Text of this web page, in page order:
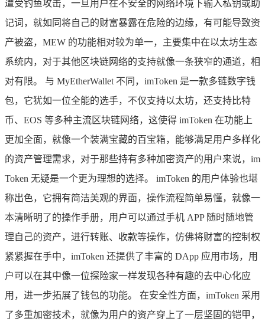
遭受钓鱼攻击，一旦用户在不安全的网络环境下输入私钥或助
记词，就如同将自己的财富暴露在危险的边缘，有可能导致资
产被盗，MEW 的功能相对较为单一，主要集中在以太坊生态
系统内，对于其他区块链网络的支持就像一条狭窄的通道，相
对有限。 与 MyEtherWallet 不同，imToken 是一款多链数字钱
包，它犹如一位全能的选手，不仅支持以太坊，还支持比特
币、EOS 等多种主流区块链网络，这使得 imToken 在功能上
更加全面，就像一个装满宝藏的百宝箱，能够满足用户多样化
的资产管理需求，对于那些持有多种加密资产的用户来说，im
Token 无疑是一个更为理想的选择。 imToken 的用户体验也堪
称出色，它拥有简洁美观的界面，操作流程简单易懂，就像一
本清晰明了的操作手册，用户可以通过手机 APP 随时随地管
理自己的资产，进行转账、收款等操作，仿佛将财富的控制权
紧紧握在手中，imToken 还提供了丰富的 DApp 应用市场，用
户可以在其中像一位探险家一样发现各种有趣的去中心化应
用，进一步拓展了钱包的功能。 在安全性方面，imToken 采用
了多重加密技术，就像为用户的资产穿上了一层坚固的铠甲，